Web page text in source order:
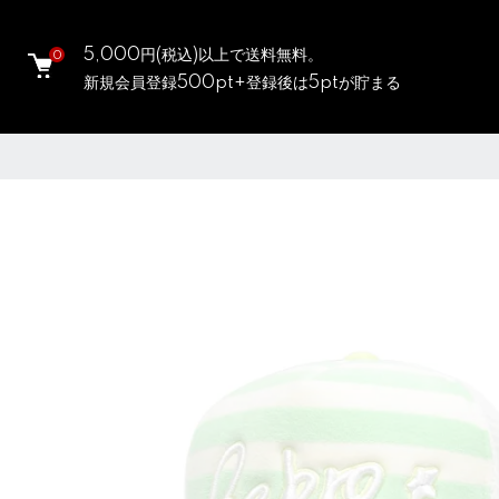
0
5,000円(税込)以上で送料無料。
新規会員登録500pt+登録後は5ptが貯まる